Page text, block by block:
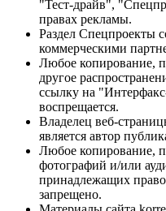
"Тест-драйв",
правах рекламы.
Раздел Спецпроекты
коммерческими
Любое копирование,
другое
ссылку на
воспрещается.
Владелец веб-
является автор
Любое копирование,
фотографий и/или
принадлежащих
запрещено.